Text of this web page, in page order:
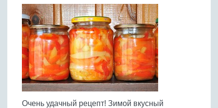
Очень удачный рецепт! Зимой вкусный